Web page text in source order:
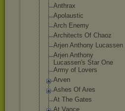
Anthrax
Apolaustic
Arch Enemy
Architects Of Chaoz
Arjen Anthony Lucassen
Arjen Anthony
Lucassen's Star One
Army of Lovers
Arven
Ashes Of Ares
At The Gates
At Vance